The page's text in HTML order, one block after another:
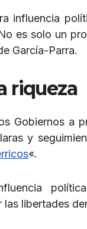
influencia
es solo un
García-Parra.
riqueza
Gobiernos a
y
«.
libertades